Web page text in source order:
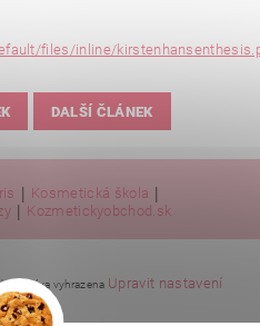
files/inline/
DALŠÍ ČLÁNEK
Kosmetická škola
Kozmetickyobchod.sk
práva vyhrazena Upravit nastavení